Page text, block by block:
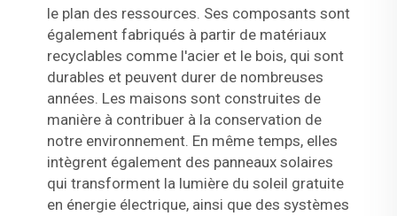
le plan des ressources. Ses composants sont
également fabriqués à partir de matériaux
recyclables comme l'acier et le bois, qui sont
durables et peuvent durer de nombreuses
années. Les maisons sont construites de
manière à contribuer à la conservation de
notre environnement. En même temps, elles
intègrent également des panneaux solaires
qui transforment la lumière du soleil gratuite
en énergie électrique, ainsi que des systèmes